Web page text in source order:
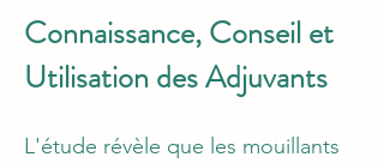
Connaissance, Conseil et
Utilisation des Adjuvants
L'étude révèle que les mouillants